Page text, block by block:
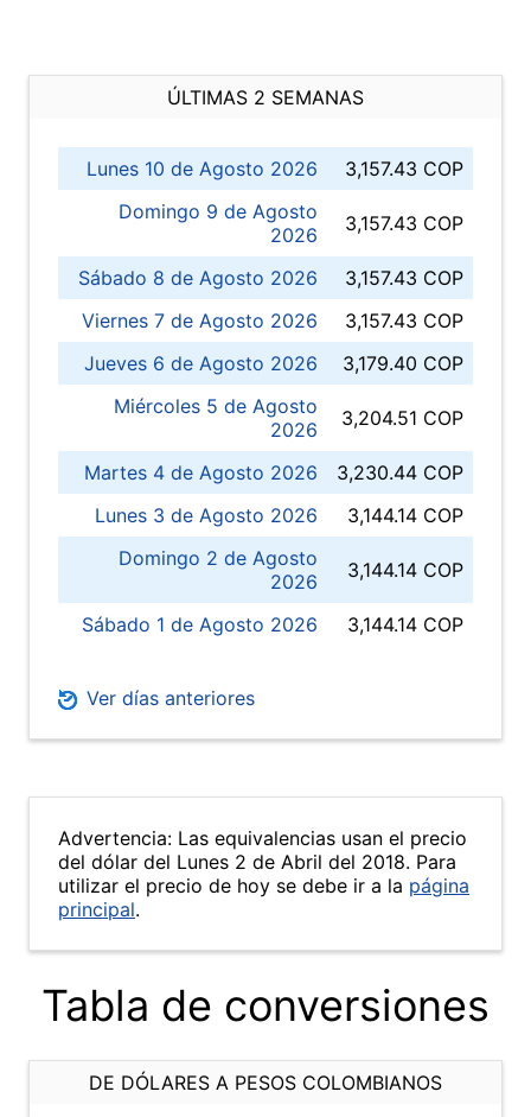
ÚLTIMAS 2 SEMANAS
Lunes 10 de Agosto 2026
3,157.43 COP
Domingo 9 de Agosto
2026
3,157.43 COP
Sábado 8 de Agosto 2026
3,157.43 COP
Viernes 7 de Agosto 2026
3,157.43 COP
Jueves 6 de Agosto 2026
3,179.40 COP
Miércoles 5 de Agosto
2026
3,204.51 COP
Martes 4 de Agosto 2026
3,230.44 COP
Lunes 3 de Agosto 2026
3,144.14 COP
Domingo 2 de Agosto
2026
3,144.14 COP
Sábado 1 de Agosto 2026 3,144.14 COP
Ver días anteriores
Advertencia: Las equivalencias usan el precio
del dólar del Lunes 2 de Abril del 2018. Para
utilizar el precio de hoy se debe ir a la página
principal.
Tabla de conversiones
DE DÓLARES A PESOS COLOMBIANOS